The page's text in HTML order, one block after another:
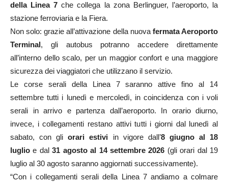
della Linea 7 che collega la zona Berlinguer, l’aeroporto, la
stazione ferroviaria e la Fiera.
Non solo: grazie all’attivazione della nuovafermata Aeroporto
Terminal, gli autobus potranno accedere direttamente
all’interno dello scalo, per un maggior confort e una maggiore
sicurezza dei viaggiatori che utilizzano il servizio.
Le corse serali della Linea 7 saranno attive fino al 14
settembre tutti i lunedì e mercoledì, in coincidenza con i voli
serali in arrivo e partenza dall’aeroporto. In orario diurno,
invece, i collegamenti restano attivi tutti i giorni dal lunedì al
sabato, con gliorari estivi in vigore dall’8 giugno al 18
luglio e dal31 agosto al 14 settembre 2026 (gli orari dal 19
luglio al 30 agosto saranno aggiornati successivamente).
“Con i collegamenti serali della Linea 7 andiamo a colmare